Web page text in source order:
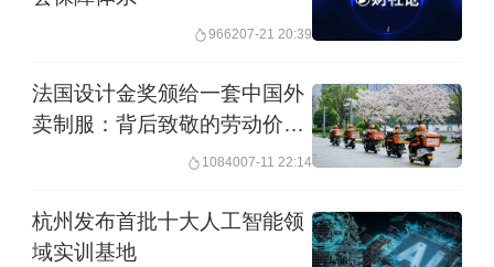
2023~2025年的数据显示，蓝领薪资增
长呈现显著的结构性分化。高收入梯队
包括月嫂（10128元/月）、外卖员
（8325元/月）、货车司机（8279元/
外卖员收入三年复合增长超10%，时薪
966207-21 20:39
法国设计金奖颁给一套中国外
卖制服：背后致敬的劳动价
值，和百万骑士的新职业之路
1084007-11 22:14
杭州发布首批十大人工智能领
域实训基地